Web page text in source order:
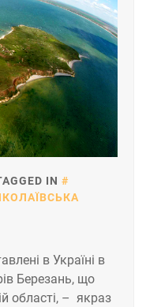
IN
в Україні в
Березань, що
області, – якраз